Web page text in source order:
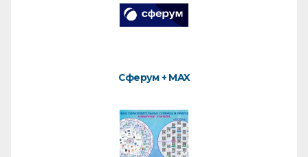
Сферум + MAX